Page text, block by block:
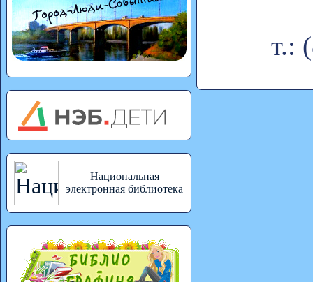
Национальная
электронная библиотека
т.: